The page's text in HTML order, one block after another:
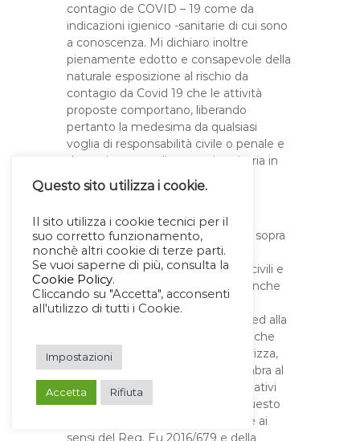
contagio de COVID – 19 come da
indicazioni igienico -sanitarie di cui sono
a conoscenza. Mi dichiaro inoltre
pienamente edotto e consapevole della
naturale esposizione al rischio da
contagio da Covid 19 che le attività
proposte comportano, liberando
pertanto la medesima da qualsiasi
voglia di responsabilità civile o penale e
da ogni pretesa di natura risarcitoria in
caso di contagio.
Il/la sottoscritto/a attesta sotto la
propria responsabilità che quanto sopra
dichiarato corrisponde al vero
consapevole delle conseguenze civili e
penali di una falsa dichiarazione, anche
in relazione al rischio di contagio
all’interno della struttura sportiva ed alla
pratica di attività sportive agonistiche
(art. 46 D.P.R. n. 445/2000). Autorizza,
inoltre l’ASD Flic Flac Valle di Cembra al
trattamento dei dati particolari relativi
allo stato di salute contenuti in questo
modulo ed alla sua conservazione ai
sensi del Reg. Eu 2016/679 e della
Questo sito utilizza i cookie.
Il sito utilizza i cookie tecnici per il
suo corretto funzionamento,
nonchè altri cookie di terze parti.
Se vuoi saperne di più, consulta la
Cookie Policy.
Cliccando su "Accetta", acconsenti
all'utilizzo di tutti i Cookie.
Impostazioni
Accetta Rifiuta